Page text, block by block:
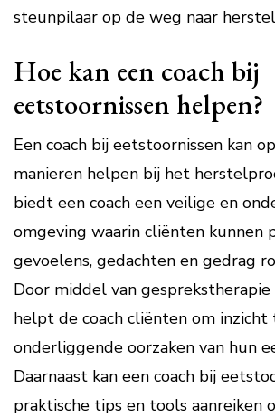
steunpilaar op de weg naar
Hoe kan een coach bij
eetstoornissen helpen?
Een coach bij eetstoornissen kan
manieren helpen bij het
biedt een coach een veilige en
omgeving waarin cliënten kunnen
gevoelens, gedachten en gedrag
Door middel van gesprekstherapie
helpt de coach cliënten om inzicht
onderliggende oorzaken van hun
Daarnaast kan een coach bij
praktische tips en tools aanreiken